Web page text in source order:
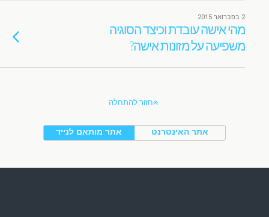
2 בפברואר 2015
מהי אישה עובדת וכיצד הסוגיה
משפיעה על מזונות אישה?
חזור להתחלה
אתר מותאם לנייד אתר האינטרנט